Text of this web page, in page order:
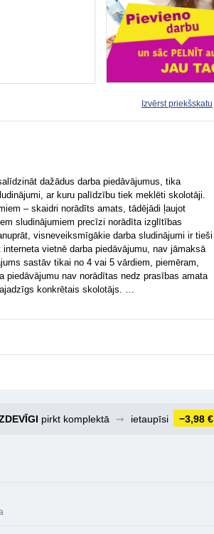
Izvērst priekšskatu
dažādus darba piedāvājumus, tika
ar kuru palīdzību tiek meklēti skolotāji.
– skaidri norādīts amats, tādējādi ļaujot
sludinājumiem precīzi norādīta izglītības
visneveiksmīgākie darba sludinājumi ir tieši
vietnē darba piedāvājumu, nav jāmaksā
sastāv tikai no 4 vai 5 vārdiem, piemēram,
piedāvājumu nav norādītas nedz prasības amata
konkrētais skolotājs. …
pirkt komplektā ➞ ietaupīsi −3,98 €